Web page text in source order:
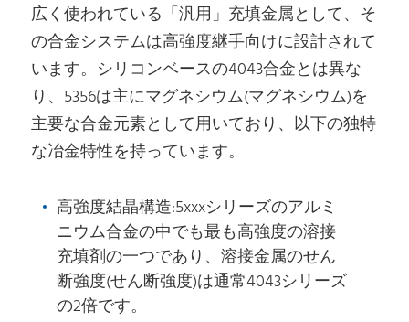
広く使われている「汎用」充填金属として、そ
の合金システムは高強度継手向けに設計されて
います。シリコンベースの4043合金とは異な
り、5356は主にマグネシウム(マグネシウム)を
主要な合金元素として用いており、以下の独特
な冶金特性を持っています。
高強度結晶構造:5xxxシリーズのアルミ
ニウム合金の中でも最も高強度の溶接
充填剤の一つであり、溶接金属のせん
断強度(せん断強度)は通常4043シリーズ
の2倍です。